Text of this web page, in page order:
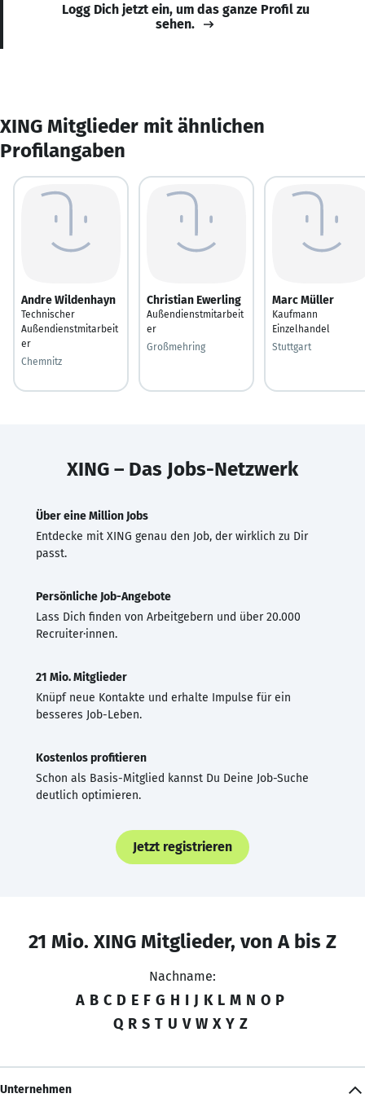
Logg Dich jetzt ein, um das ganze Profil zu
sehen.
XING Mitglieder mit ähnlichen
Profilangaben
Andre Wildenhayn
Technischer
Außendienstmitarbeit
er
Chemnitz
Christian Ewerling
Außendienstmitarbeit
er
Großmehring
Marc Müller
Kaufmann
Einzelhandel
Stuttgart
XING – Das Jobs-Netzwerk
Über eine Million Jobs
Entdecke mit XING genau den Job, der wirklich zu Dir
passt.
Persönliche Job-Angebote
Lass Dich finden von Arbeitgebern und über 20.000
Recruiter·innen.
21 Mio. Mitglieder
Knüpf neue Kontakte und erhalte Impulse für ein
besseres Job-Leben.
Kostenlos profitieren
Schon als Basis-Mitglied kannst Du Deine Job-Suche
deutlich optimieren.
Jetzt registrieren
21 Mio. XING Mitglieder, von A bis Z
Nachname:
A B C D E F G H I J K L M N O P
Q R S T U V W X Y Z
Unternehmen